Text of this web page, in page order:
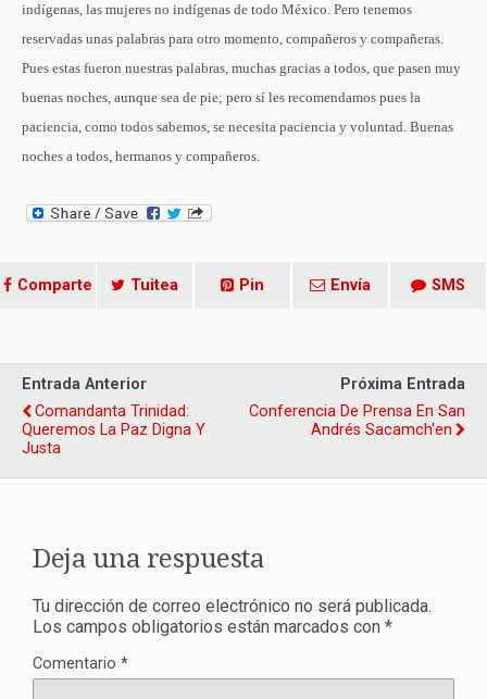
indígenas, las mujeres no indígenas de todo México. Pero tenemos
reservadas unas palabras para otro momento, compañeros y compañeras.
Pues estas fueron nuestras palabras, muchas gracias a todos, que pasen muy
buenas noches, aunque sea de pie; pero sí les recomendamos pues la
paciencia, como todos sabemos, se necesita paciencia y voluntad. Buenas
noches a todos, hermanos y compañeros.
Comparte Tuitea Pin Envía SMS
Entrada Anterior
Comandanta Trinidad:
Queremos La Paz Digna Y
Justa
Próxima Entrada
Conferencia De Prensa En San
Andrés Sacamch'en
Deja una respuesta
Tu dirección de correo electrónico no será publicada.
Los campos obligatorios están marcados con *
Comentario *